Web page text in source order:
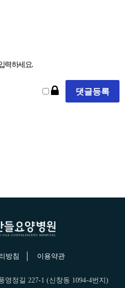
력하세요.
방침 이용약관
영정길 227-1 (신창동 1094-4번지)